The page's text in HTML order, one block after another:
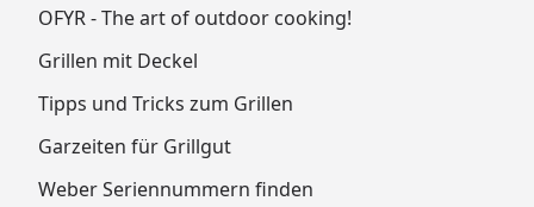
OFYR - The art of outdoor cooking!
Grillen mit Deckel
Tipps und Tricks zum Grillen
Garzeiten für Grillgut
Weber Seriennummern finden